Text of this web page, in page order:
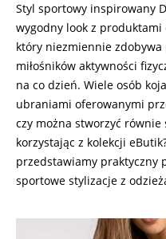
Styl sportowy inspirowany
wygodny look z
który niezmiennie
miłośników aktywności
na co dzień. Wiele osób
ubraniami oferowanymi
czy można stworzyć
korzystając z kolekcji
przedstawiamy praktyczny
sportowe stylizacje z